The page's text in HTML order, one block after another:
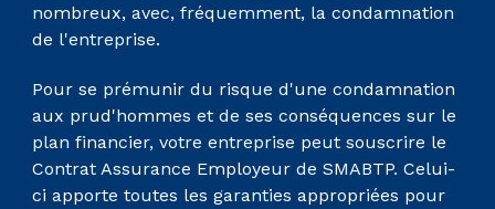
nombreux, avec, fréquemment, la condamnation
de l'entreprise.
Pour se prémunir du risque d'une condamnation
aux prud'hommes et de ses conséquences sur le
plan financier, votre entreprise peut souscrire le
Contrat Assurance Employeur de SMABTP. Celui-
ci apporte toutes les garanties appropriées pour